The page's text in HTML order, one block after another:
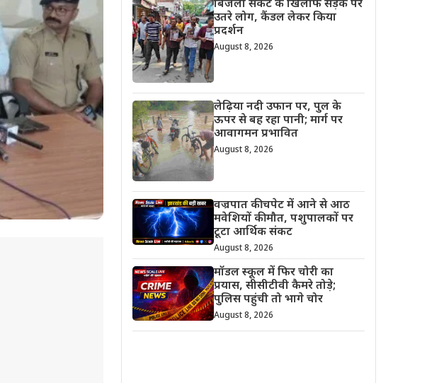
बिजली संकट के खिलाफ सड़क पर
उतरे लोग, कैंडल लेकर किया
प्रदर्शन
August 8, 2026
लेढ़िया नदी उफान पर, पुल के
ऊपर से बह रहा पानी; मार्ग पर
आवागमन प्रभावित
August 8, 2026
वज्रपात की चपेट में आने से आठ
मवेशियों की मौत, पशुपालकों पर
टूटा आर्थिक संकट
August 8, 2026
मॉडल स्कूल में फिर चोरी का
प्रयास, सीसीटीवी कैमरे तोड़े;
पुलिस पहुंची तो भागे चोर
August 8, 2026